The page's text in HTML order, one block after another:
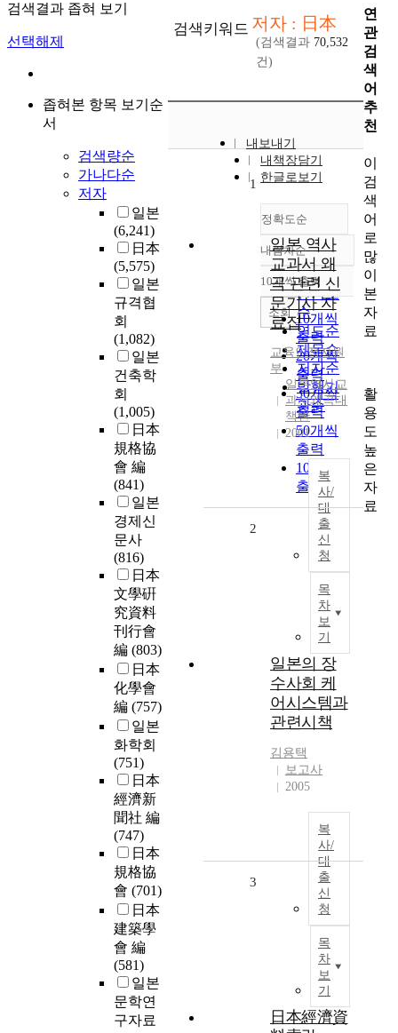
검색결과 좁혀 보기
선택해제
좁혀본 항목 보기순
서
검색량순
가나다순
저자
일본
(6,241)
日本
(5,575)
일본
규격협
회
(1,082)
일본
건축학
회
(1,005)
日本
規格協
會 編
(841)
일본
경제신
문사
(816)
日本
文學硏
究資料
刊行會
編 (803)
日本
化學會
編 (757)
일본
화학회
(751)
日本
經濟新
聞社 編
(747)
日本
規格協
會 (701)
日本
建築學
會 編
(581)
일본
문학연
구자료
검색키워드 저자 : 日本
(검색결과 70,532
건)
내보내기
내책장담기
한글로보기
정확도순
정확도
순
인기도
순
연도순
제목순
저자순
발행기
관순
내림차순
내림차순
10개씩 출력
10개씩
출력
20개씩
출력
30개씩
출력
50개씩
출력
100개씩
출력
조회
1
일본 역사
교과서 왜
곡 관련 신
문기사 자
료집
교육인적자원
부
일본역사교
과서왜곡대
책반
2001
복
사/
대
출
신
청
목
차
보
기
2
일본의 장
수사회 케
어시스템과
관련시책
김용택
보고사
2005
복
사/
대
출
신
청
목
차
보
기
3
日本經濟資
연
관
검
색
어
추
천
이
검
색
어
로
많
이
본
자
료
활
용
도
높
은
자
료